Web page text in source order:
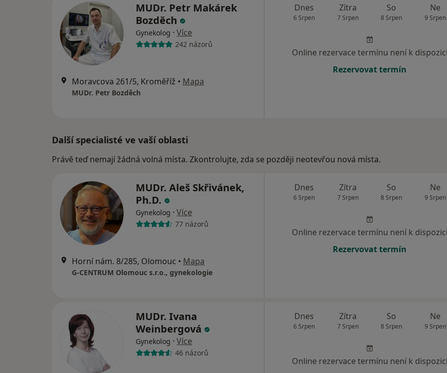
MUDr. Petr Makárek
Bozděch
Gynekolog · Více
242 názorů
Moravcova 261/5, Kroměříž • Mapa
MUDr. Petr Bozděch
Dnes
6 Srpen
Zítra
7 Srpen
So
8 Srpen
Ne
9 Srpen
Online rezervace termínu není k dispozici
Rezervovat termín
Další specialisté ve vaší oblasti
Právě teď nemají žádná volná místa. Zkontrolujte, zda se později neotevřou nová místa.
MUDr. Aleš Skřivánek,
Ph.D.
Gynekolog · Více
77 názorů
Horní nám. 8/285, Olomouc • Mapa
G-CENTRUM Olomouc s.r.o., gynekologie
Dnes
6 Srpen
Zítra
7 Srpen
So
8 Srpen
Ne
9 Srpen
Online rezervace termínu není k dispozici
Rezervovat termín
MUDr. Ivana
Weinbergová
Gynekolog · Více
46 názorů
Dnes
6 Srpen
Zítra
7 Srpen
So
8 Srpen
Ne
9 Srpen
Online rezervace termínu není k dispozici